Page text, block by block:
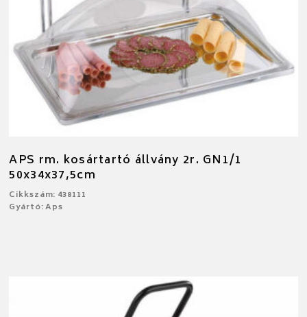
APS rm. kosártartó állvány 2r. GN1/1
50x34x37,5cm
Cikkszám: 438111
Gyártó: Aps